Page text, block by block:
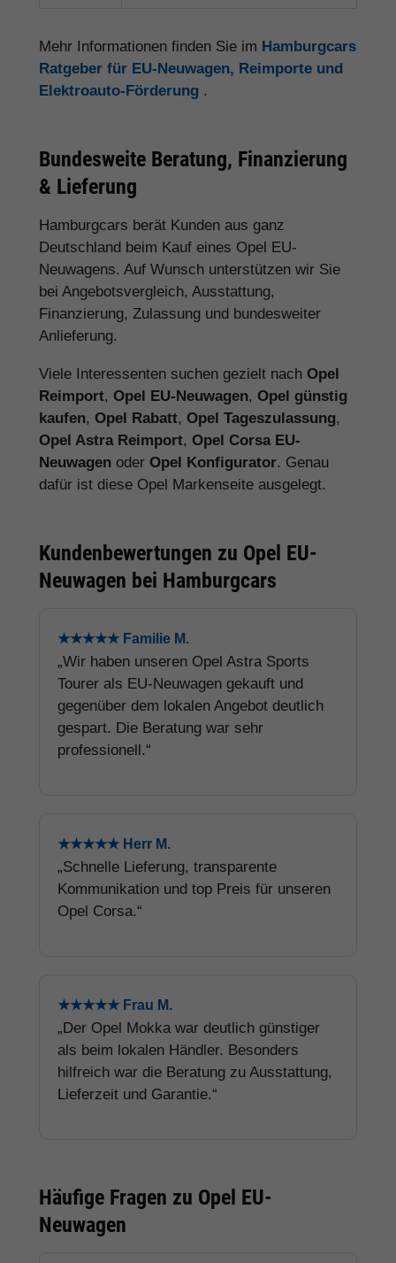
Mehr Informationen finden Sie im Hamburgcars
Ratgeber für EU-Neuwagen, Reimporte und
Elektroauto-Förderung .
Bundesweite Beratung, Finanzierung
& Lieferung
Hamburgcars berät Kunden aus ganz
Deutschland beim Kauf eines Opel EU-
Neuwagens. Auf Wunsch unterstützen wir Sie
bei Angebotsvergleich, Ausstattung,
Finanzierung, Zulassung und bundesweiter
Anlieferung.
Viele Interessenten suchen gezielt nach Opel
Reimport, Opel EU-Neuwagen, Opel günstig
kaufen, Opel Rabatt, Opel Tageszulassung,
Opel Astra Reimport, Opel Corsa EU-
Neuwagen oder Opel Konfigurator. Genau
dafür ist diese Opel Markenseite ausgelegt.
Kundenbewertungen zu Opel EU-
Neuwagen bei Hamburgcars
★★★★★ Familie M.
„Wir haben unseren Opel Astra Sports
Tourer als EU-Neuwagen gekauft und
gegenüber dem lokalen Angebot deutlich
gespart. Die Beratung war sehr
professionell.“
★★★★★ Herr M.
„Schnelle Lieferung, transparente
Kommunikation und top Preis für unseren
Opel Corsa.“
★★★★★ Frau M.
„Der Opel Mokka war deutlich günstiger
als beim lokalen Händler. Besonders
hilfreich war die Beratung zu Ausstattung,
Lieferzeit und Garantie.“
Häufige Fragen zu Opel EU-
Neuwagen